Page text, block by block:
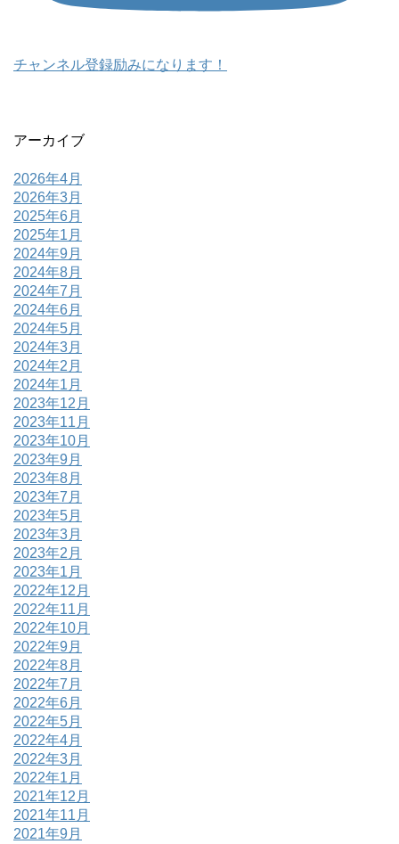
チャンネル登録励みになります！
アーカイブ
2026年4月
2026年3月
2025年6月
2025年1月
2024年9月
2024年8月
2024年7月
2024年6月
2024年5月
2024年3月
2024年2月
2024年1月
2023年12月
2023年11月
2023年10月
2023年9月
2023年8月
2023年7月
2023年5月
2023年3月
2023年2月
2023年1月
2022年12月
2022年11月
2022年10月
2022年9月
2022年8月
2022年7月
2022年6月
2022年5月
2022年4月
2022年3月
2022年1月
2021年12月
2021年11月
2021年9月